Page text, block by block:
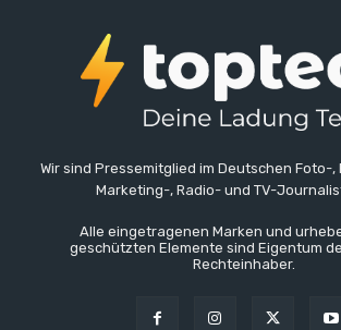
Wir sind Pressemitglied im Deutschen Foto-
Marketing-, Radio- und TV-
Alle eingetragenen Marken und
geschützten Elemente sind Eigentum
Rechteinhaber.